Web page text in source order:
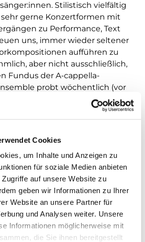
Cookies
um Inhalte und Anzeigen zu
für soziale Medien anbieten
auf unsere Website zu
geben wir Informationen zu Ihrer
Website an unsere Partner für
und Analysen weiter. Unsere
Informationen möglicherweise mit
die Sie ihnen bereitgestellt
Stilistisch vielfältig
gerne Konzertformen mit
zu Performance, Text
uns, immer wieder seltener
aufführen zu
aber nicht ausschließlich,
Fundus der A-cappella-
probt wöchentlich (vor
und arbeitet von Zeit zu
Vokalensembles und
zusammen.
fühlen und Du
bei uns mitzusingen,
Carsten Albrecht unter
staaken.de oder
0171 194 37 98.